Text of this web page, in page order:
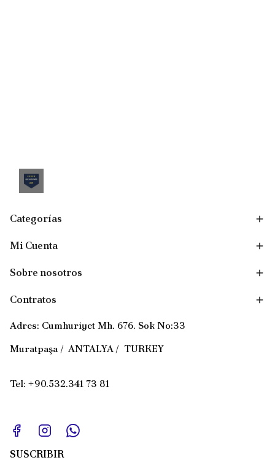
Categorías
Mi Cuenta
Sobre nosotros
Contratos
Adres: Cumhuriyet Mh. 676. Sok No:33
Muratpaşa / ANTALYA / TURKEY
Tel: +90.532.341 73 81
SUSCRIBIR